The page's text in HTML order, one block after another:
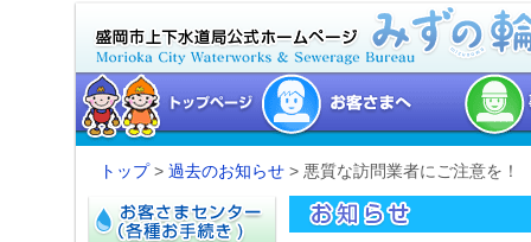
トップ> 過去のお知らせ > 悪質な訪問業者にご注意を！